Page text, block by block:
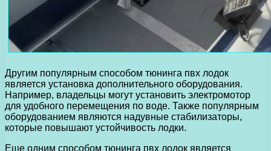
Другим популярным способом тюнинга пвх лодок
является установка дополнительного оборудования.
Например, владельцы могут установить электромотор
для удобного перемещения по воде. Также популярным
оборудованием являются надувные стабилизаторы,
которые повышают устойчивость лодки.
Еще одним способом тюнинга пвх лодок является